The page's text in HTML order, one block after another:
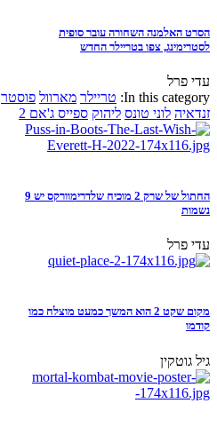
הסרט האלמנה השחורה עובר סופית
לסטרימינג, צפו בטריילר החדש
עדי פרל
In this category: טריילר מארוול פוסטר
זנדאיה לוני טונס ליהוק ספייס ג'אם 2
החתול של שרק 2 מוכיח שלדרימוורקס יש 9
נשמות
עדי פרל
מקום שקט 2 הוא המשך כמעט מוצלח כמו
קודמו
גיל גוטקין